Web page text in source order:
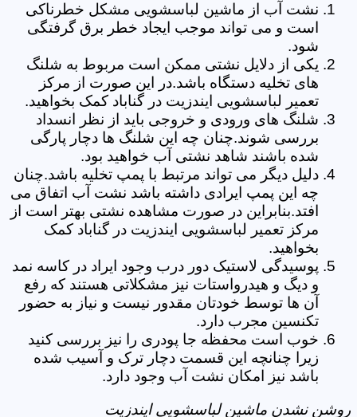
نشت آب از ماشین لباسشویی مشکل خطرناکی
است و می تواند موجب ایجاد خطر برق گرفتگی
شود.
یکی از دلایل نشتی ممکن است مربوط به شلنگ
های تخلیه دستگاه باشد.در این صورت از مرکز
تعمیر لباسشویی ایندزیت در گناباد کمک بخواهید.
شلنگ های ورودی و خروجی باید از نظر انسداد
بررسی شوند.چنان چه این شلنگ ها دچار پارگی
شده باشند شاهد نشتی آب خواهید بود.
دلیل دیگر می تواند مرتبط با پمپ تخلیه باشد.چنان
چه این پمپ ایرادی داشته باشد نشت آب اتفاق می
افتد.بنابراین در صورت مشاهده نشتی بهتر است از
مرکز تعمیر لباسشویی ایندزیت در گناباد کمک
بخواهید.
پوسیدگی لاستیک دور درب وجود ایراد در کاسه نمد
و دیگ و هیدرواستات نیز مشکلاتی هستند که رفع
آن ها توسط خودتان مقدور نیست و نیاز به حضور
تکنسین مجرب دارد.
خوب است محفظه جا پودری را نیز بررسی کنید
زیرا چنانچه این قسمت دچار ترک و آسیب شده
باشد نیز امکان نشت آب وجود دارد.
روشن نشدن ماشین لباسشویی ایندزیت